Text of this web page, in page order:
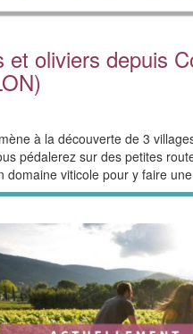
et oliviers depuis
à la découverte de 3
pédalerez sur des petites
domaine viticole pour y faire